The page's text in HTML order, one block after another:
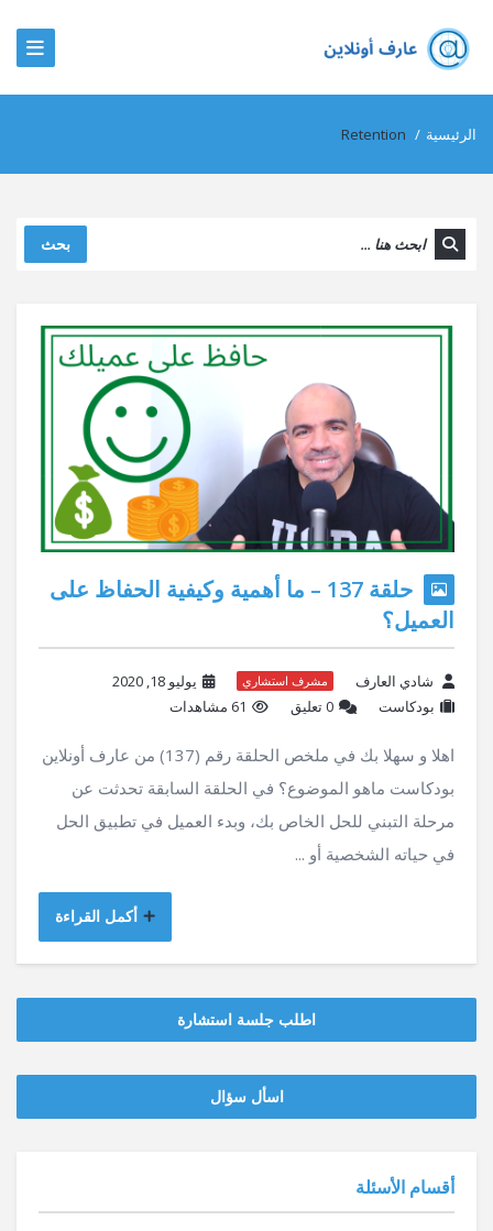
الرئيسية /
Retention
بحث
حلقة 137 – ما أهمية وكيفية الحفاظ على
العميل؟
شادي العارف مشرف استشاري
يوليو 18, 2020
بودكاست
‫0 تعليق 61 مشاهدات
اهلا و سهلا بك في ملخص الحلقة رقم (137) من عارف أونلاين
بودكاست ماهو الموضوع؟ في الحلقة السابقة تحدثت عن
مرحلة التبني للحل الخاص بك، وبدء العميل في تطبيق الحل
في حياته الشخصية أو ...
أكمل القراءة
اطلب جلسة استشارة
‫‫اسأل سؤال
أقسام الأسئلة